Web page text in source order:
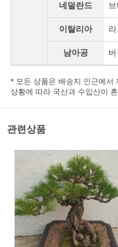
네덜란드
이탈리아
남아공
* 모든 상품은 배송지 인근에서
상황에 따라 국산과 수입산이
관련상품